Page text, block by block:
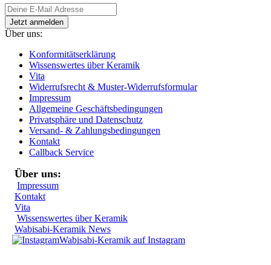
Über uns:
Konformitätserklärung
Wissenswertes über Keramik
Vita
Widerrufsrecht & Muster-Widerrufsformular
Impressum
Allgemeine Geschäftsbedingungen
Privatsphäre und Datenschutz
Versand- & Zahlungsbedingungen
Kontakt
Callback Service
Über uns:
Impressum
Kontakt
Vita
Wissenswertes über Keramik
Wabisabi-Keramik News
Wabisabi-Keramik auf Instagram